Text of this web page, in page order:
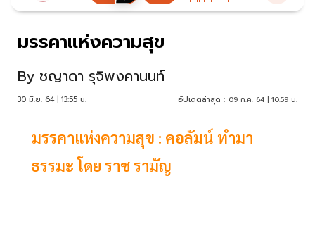
มรรคาแห่งความสุข
By ชญาดา รุจิพงคานนท์
30 มิ.ย. 64 | 13:55 น. อัปเดตล่าสุด : 09 ก.ค. 64 | 10:59 น.
มรรคาแห่งความสุข : คอลัมน์ ทำมา
ธรรมะ โดย ราช รามัญ